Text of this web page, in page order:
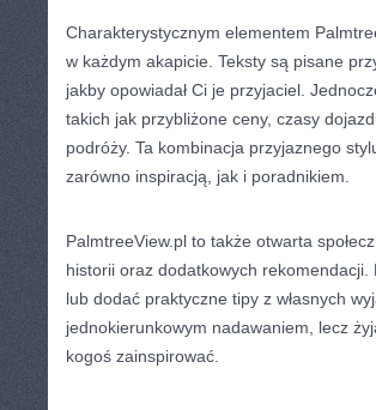
Charakterystycznym elementem
w każdym akapicie. Teksty są pisane
jakby opowiadał Ci je przyjaciel.
takich jak przybliżone ceny, czasy
podróży. Ta kombinacja przyjaznego
zarówno inspiracją, jak i poradnikiem.
PalmtreeView.pl to także otwarta
historii oraz dodatkowych
lub dodać praktyczne tipy z własnych
jednokierunkowym nadawaniem, lecz
kogoś zainspirować.